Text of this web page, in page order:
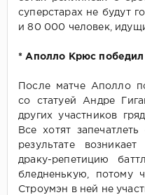
суперстарах не будут
и 80 000 человек,
* Аполло Крюс
После матче Аполло
со статуей Андре
других участников
Все хотят
результате
драку-репетицию
бледненькую, потому
Строумэн в ней не